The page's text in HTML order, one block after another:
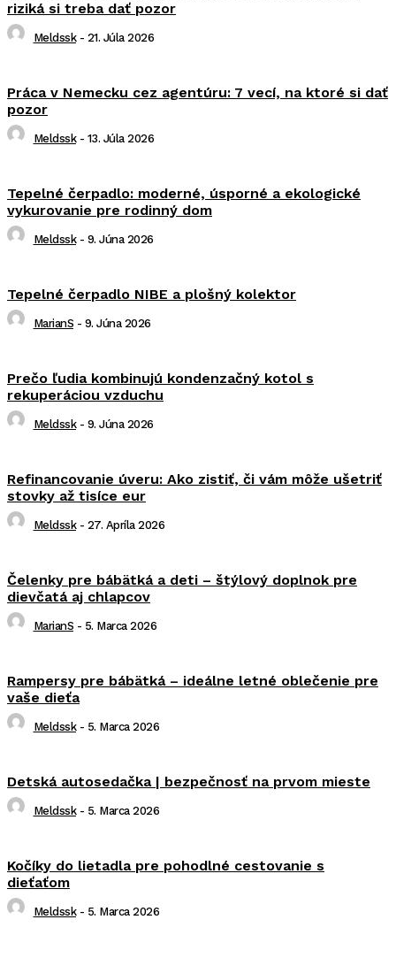
riziká si treba dať pozor
Meldssk - 21. Júla 2026
Práca v Nemecku cez agentúru: 7 vecí, na ktoré si dať
pozor
Meldssk - 13. Júla 2026
Tepelné čerpadlo: moderné, úsporné a ekologické
vykurovanie pre rodinný dom
Meldssk - 9. Júna 2026
Tepelné čerpadlo NIBE a plošný kolektor
MarianS - 9. Júna 2026
Prečo ľudia kombinujú kondenzačný kotol s
rekuperáciou vzduchu
Meldssk - 9. Júna 2026
Refinancovanie úveru: Ako zistiť, či vám môže ušetriť
stovky až tisíce eur
Meldssk - 27. Apríla 2026
Čelenky pre bábätká a deti – štýlový doplnok pre
dievčatá aj chlapcov
MarianS - 5. Marca 2026
Rampersy pre bábätká – ideálne letné oblečenie pre
vaše dieťa
Meldssk - 5. Marca 2026
Detská autosedačka | bezpečnosť na prvom mieste
Meldssk - 5. Marca 2026
Kočíky do lietadla pre pohodlné cestovanie s
dieťaťom
Meldssk - 5. Marca 2026